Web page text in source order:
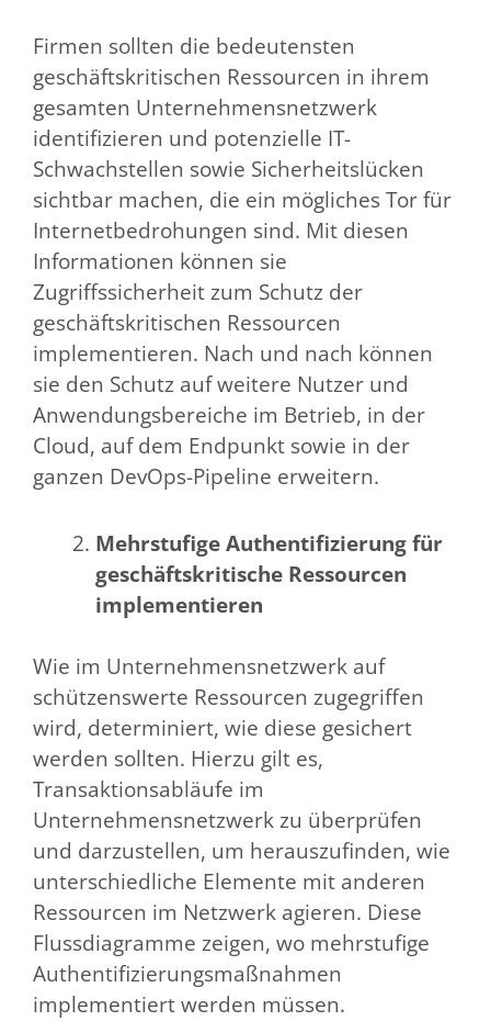
Firmen sollten die bedeutensten
geschäftskritischen Ressourcen in ihrem
gesamten Unternehmensnetzwerk
identifizieren und potenzielle IT-
Schwachstellen sowie Sicherheitslücken
sichtbar machen, die ein mögliches Tor für
Internetbedrohungen sind. Mit diesen
Informationen können sie
Zugriffssicherheit zum Schutz der
geschäftskritischen Ressourcen
implementieren. Nach und nach können
sie den Schutz auf weitere Nutzer und
Anwendungsbereiche im Betrieb, in der
Cloud, auf dem Endpunkt sowie in der
ganzen DevOps-Pipeline erweitern.
Mehrstufige Authentifizierung für
geschäftskritische Ressourcen
implementieren
Wie im Unternehmensnetzwerk auf
schützenswerte Ressourcen zugegriffen
wird, determiniert, wie diese gesichert
werden sollten. Hierzu gilt es,
Transaktionsabläufe im
Unternehmensnetzwerk zu überprüfen
und darzustellen, um herauszufinden, wie
unterschiedliche Elemente mit anderen
Ressourcen im Netzwerk agieren. Diese
Flussdiagramme zeigen, wo mehrstufige
Authentifizierungsmaßnahmen
implementiert werden müssen.